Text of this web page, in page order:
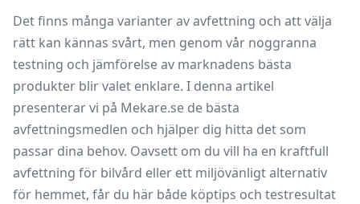
Det finns många varianter av avfettning och att välja
rätt kan kännas svårt, men genom vår noggranna
testning och jämförelse av marknadens bästa
produkter blir valet enklare. I denna artikel
presenterar vi på Mekare.se de bästa
avfettningsmedlen och hjälper dig hitta det som
passar dina behov. Oavsett om du vill ha en kraftfull
avfettning för bilvård eller ett miljövänligt alternativ
för hemmet, får du här både köptips och testresultat